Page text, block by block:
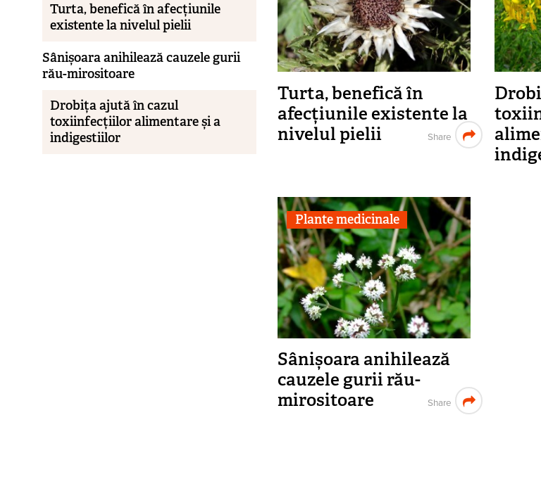
Turta, benefică în
afecțiunile existente la
nivelul pielii
Share
Plante medicinale
Sânișoara anihilează
cauzele gurii rău-
mirositoare
Share
Turta, benefică în afecțiunile
existente la nivelul pielii
Sânișoara anihilează cauzele gurii
rău-mirositoare
Drobița ajută în cazul
toxiinfecțiilor alimentare și a
indigestiilor